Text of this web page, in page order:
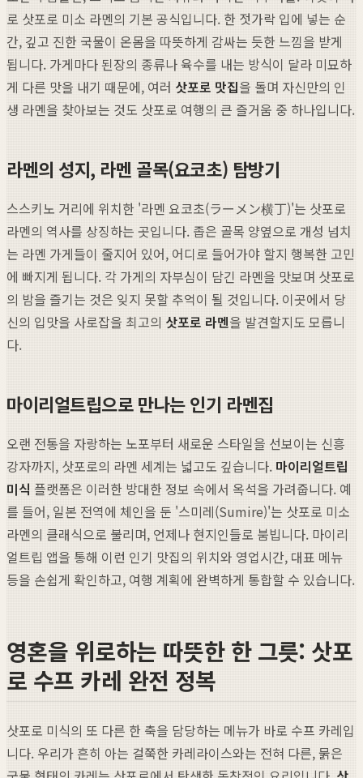
로 삿포로 미소 라멘의 기본 공식입니다. 한 젓가락 입에 넣는 순
간, 깊고 진한 국물이 온몸을 따뜻하게 감싸는 듯한 느낌을 받게
됩니다. 가게마다 된장의 종류나 육수를 내는 방식이 달라 미묘하
게 다른 맛을 내기 때문에, 여러 삿포로 맛집을 돌며 자신만의 인
생 라멘을 찾아보는 것도 삿포로 여행의 큰 즐거움 중 하나입니다.
라멘의 성지, 라멘 골목(요코초) 탐방기
스스키노 거리에 위치한 '라멘 요코초(ラーメン横丁)'는 삿포로
라멘의 역사를 상징하는 곳입니다. 좁은 골목 양옆으로 개성 넘치
는 라멘 가게들이 줄지어 있어, 어디로 들어가야 할지 행복한 고민
에 빠지게 됩니다. 각 가게의 자부심이 담긴 라멘을 맛보며 삿포로
의 밤을 즐기는 것은 잊지 못할 추억이 될 것입니다. 이곳에서 당
신의 입맛을 사로잡을 최고의 삿포로 라멘을 발견할지도 모릅니
다.
마이리얼트립으로 만나는 인기 라멘집
오랜 전통을 자랑하는 노포부터 새로운 스타일을 선보이는 신흥
강자까지, 삿포로의 라멘 세계는 넓고도 깊습니다. 마이리얼트립
미식 플랫폼은 이러한 방대한 정보 속에서 옥석을 가려줍니다. 예
를 들어, 일본 전역에 체인을 둔 '스미레(Sumire)'는 삿포로 미소
라멘의 클래식으로 불리며, 언제나 현지인들로 붐빕니다. 마이리
얼트립 앱을 통해 이런 인기 맛집의 위치와 영업시간, 대표 메뉴
등을 손쉽게 확인하고, 여행 계획에 완벽하게 통합할 수 있습니다.
영혼을 위로하는 따뜻한 한 그릇: 삿포
로 수프 카레 완전 정복
삿포로 미식의 또 다른 한 축을 담당하는 메뉴가 바로 수프 카레입
니다. 우리가 흔히 아는 걸쭉한 카레라이스와는 전혀 다른, 묽은